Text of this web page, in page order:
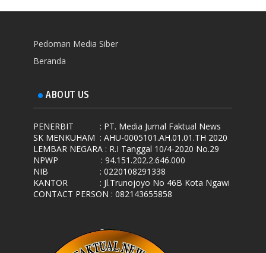
Pedoman Media Siber
Beranda
ABOUT US
PENERBIT
: PT. Media Jurnal Faktual News
SK MENKUHAM : AHU-0005101.AH.01.01.TH 2020
LEMBAR NEGARA : R.I Tanggal 10/4-2020 No.29
NPWP
: 94.151.202.2.646.000
NIB
: 0220108291338
KANTOR
: Jl.Trunojoyo No 46B Kota Ngawi
CONTACT PERSON : 082143655858